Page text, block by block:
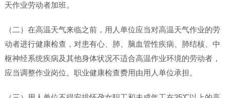
天作业劳动者加班。
（二）在高温天气来临之前，用人单位应当对高温天气作业的劳
动者进行健康检查，对患有心、肺、脑血管性疾病、肺结核、中
枢神经系统疾病及其他身体状况不适合高温作业环境的劳动者，
应当调整作业岗位。职业健康检查费用由用人单位承担。